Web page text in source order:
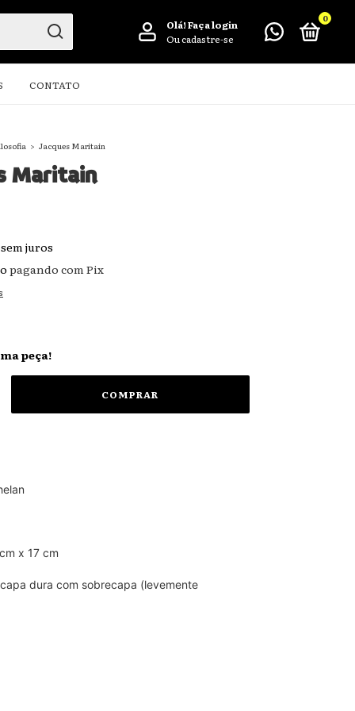
Olá!Faça login
Ou cadastre-se
0
CONTATO
> Jacques Maritain
Maritain
sem juros
pagando com Pix
peça!
x 17 cm
dura com sobrecapa (levemente